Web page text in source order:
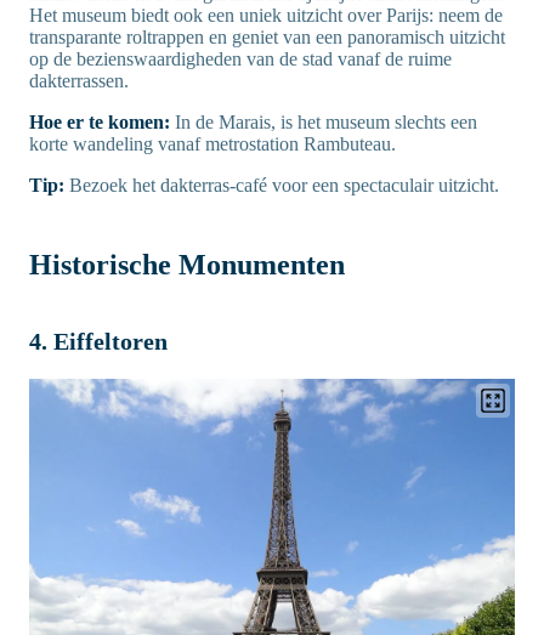
Het museum biedt ook een uniek uitzicht over Parijs: neem de
transparante roltrappen en geniet van een panoramisch uitzicht
op de bezienswaardigheden van de stad vanaf de ruime
dakterrassen.
Hoe er te komen: In de Marais, is het museum slechts een
korte wandeling vanaf metrostation Rambuteau.
Tip: Bezoek het dakterras-café voor een spectaculair uitzicht.
Historische Monumenten
4. Eiffeltoren